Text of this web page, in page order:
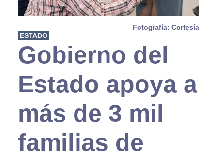
Fotografía: Cortesía
ESTADO
Gobierno del
Estado apoya a
más de 3 mil
familias de